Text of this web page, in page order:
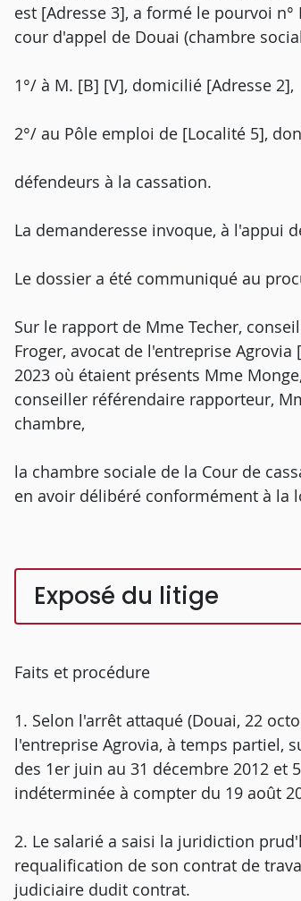
est [Adresse 3], a formé le pourvoi
cour d'appel de Douai (chambre
1°/ à M. [B] [V], domicilié [Adresse 2],
2°/ au Pôle emploi de [Localité 5],
défendeurs à la cassation.
La demanderesse invoque, à l'appui
Le dossier a été communiqué au
Sur le rapport de Mme Techer,
Froger, avocat de l'entreprise
2023 où étaient présents Mme
conseiller référendaire rapporteur,
chambre,
la chambre sociale de la Cour de
en avoir délibéré conformément à la
Exposé du litige
Faits et procédure
1. Selon l'arrêt attaqué (Douai, 22
l'entreprise Agrovia, à temps partiel,
des 1er juin au 31 décembre 2012 et
indéterminée à compter du 19 août
2. Le salarié a saisi la juridiction
requalification de son contrat de
judiciaire dudit contrat.